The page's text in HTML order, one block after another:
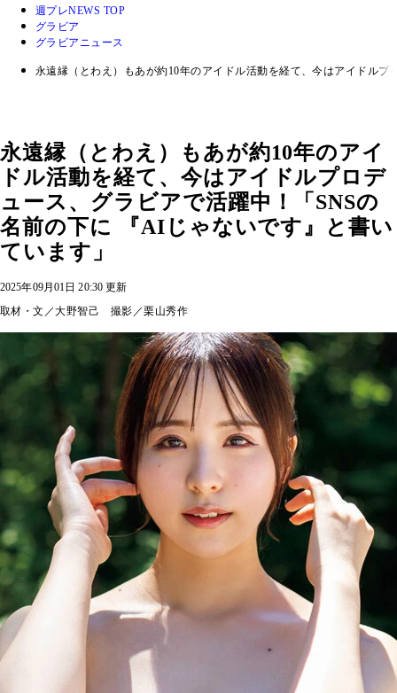
週プレNEWS TOP
グラビア
グラビアニュース
永遠縁（とわえ）もあが約10年のアイドル活動を経て、今はアイドル
永遠縁（とわえ）もあが約10年のアイ
ドル活動を経て、今はアイドルプロデ
ュース、グラビアで活躍中！「SNSの
名前の下に 『AIじゃないです』と書い
ています」
2025年09月01日 20:30 更新
取材・文／大野智己 撮影／栗山秀作